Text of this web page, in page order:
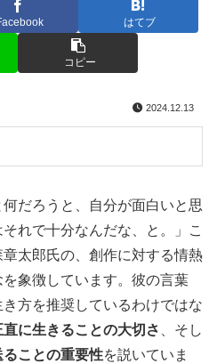
はてブ
コピー
2024.12.13
何だろうと、自分が面白いと思
れで十分なんだな、と。」こ
太郎氏の、創作に対する情熱
象徴しています。彼の言葉
方を推奨しているわけではな
に生きることの大切さ
、そし
ことの重要性を説いていま